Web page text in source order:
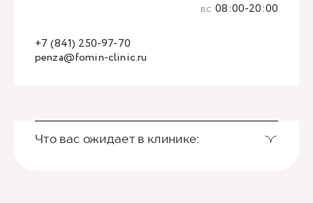
penza@fomin-clinic.ru
+7 (841) 250-97-70
вс 08:00-20:00
Что вас ожидает в клинике: